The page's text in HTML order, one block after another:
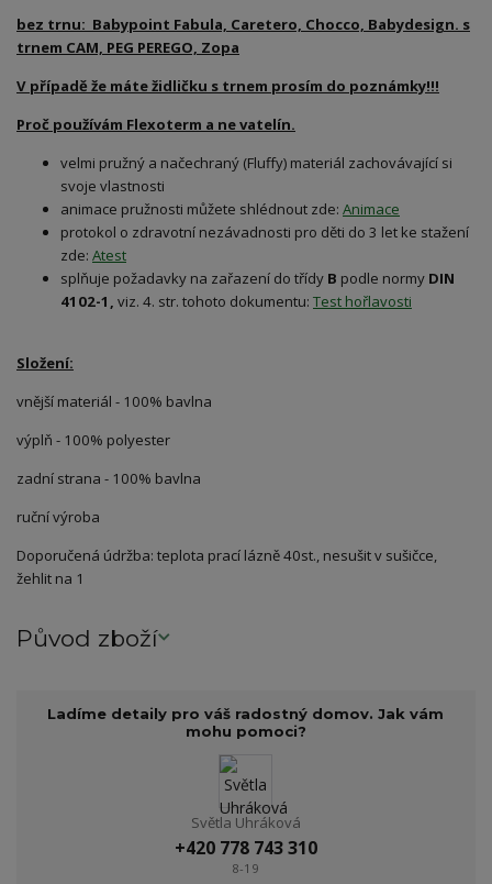
bez trnu: Babypoint Fabula, Caretero, Chocco, Babydesign. s
trnem CAM, PEG PEREGO, Zopa
V případě že máte židličku s trnem prosím do poznámky!!!
Proč používám Flexoterm a ne vatelín.
velmi pružný a načechraný (Fluffy) materiál zachovávající si
svoje vlastnosti
animace pružnosti můžete shlédnout zde: Animace
protokol o zdravotní nezávadnosti pro děti do 3 let ke stažení
zde: Atest
splňuje požadavky na zařazení do třídy B podle normy DIN
4102-1, viz. 4. str. tohoto dokumentu: Test hořlavosti
Složení:
vnější materiál - 100% bavlna
výplň - 100% polyester
zadní strana - 100% bavlna
ruční výroba
Doporučená údržba: teplota prací lázně 40st., nesušit v sušičce,
žehlit na 1
Původ zboží
Ladíme detaily pro váš radostný domov. Jak vám
mohu pomoci?
Světla Uhráková
+420 778 743 310
8-19